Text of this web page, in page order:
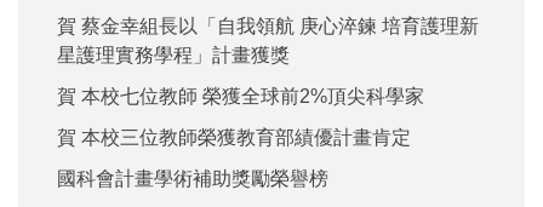
賀 蔡金幸組長以「自我領航 庚心淬鍊 培育護理新
星護理實務學程」計畫獲獎
賀 本校七位教師 榮獲全球前2%頂尖科學家
賀 本校三位教師榮獲教育部績優計畫肯定
國科會計畫學術補助獎勵榮譽榜